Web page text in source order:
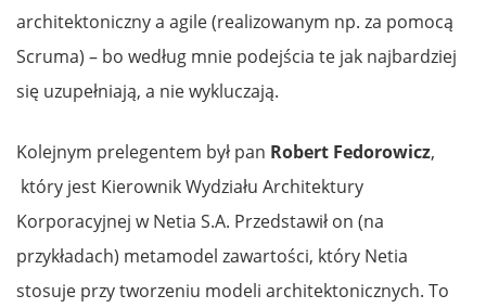
architektoniczny a agile (realizowanym np. za pomocą
Scruma) – bo według mnie podejścia te jak najbardziej
się uzupełniają, a nie wykluczają.
Kolejnym prelegentem był pan Robert Fedorowicz,
który jest Kierownik Wydziału Architektury
Korporacyjnej w Netia S.A. Przedstawił on (na
przykładach) metamodel zawartości, który Netia
stosuje przy tworzeniu modeli architektonicznych. To